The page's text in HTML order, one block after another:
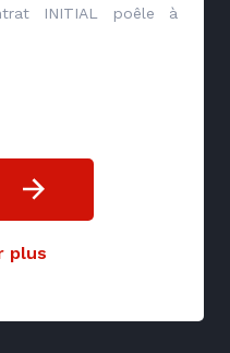
INITIAL poêle à
plus